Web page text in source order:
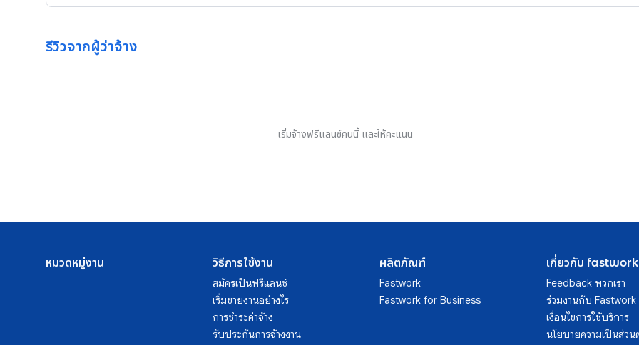
รีวิวจากผู้ว่าจ้าง
เริ่มจ้างฟรีแลนซ์คนนี้ และให้คะแนน
หมวดหมู่งาน วิธีการใช้งาน
สมัครเป็นฟรีแลนซ์
เริ่มขายงานอย่างไร
การชำระค่าจ้าง
รับประกันการจ้างงาน
ผลิตภัณฑ์
Fastwork
Fastwork for Business
เกี่ยวกับ fastwork
Feedback พวกเรา
ร่วมงานกับ Fastwork
เงื่อนไขการใช้บริการ
นโยบายความเป็นส่วน